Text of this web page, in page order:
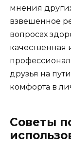
мнения
взвешенное
вопросах
друзья на
комфорта в
Советы